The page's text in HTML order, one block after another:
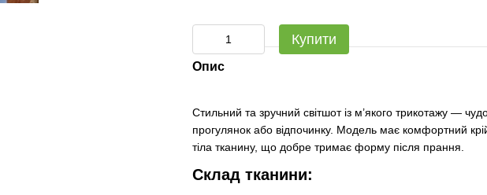
Купити
Опис
Стильний та зручний світшот із м’якого трикотажу —
прогулянок або відпочинку. Модель має комфортний
тіла тканину, що добре тримає форму після прання.
Склад тканини: